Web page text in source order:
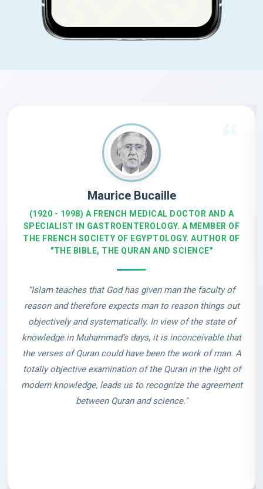
Maurice Bucaille
(1920 - 1998) A FRENCH MEDICAL DOCTOR AND A
SPECIALIST IN GASTROENTEROLOGY. A MEMBER OF
THE FRENCH SOCIETY OF EGYPTOLOGY. AUTHOR OF
"THE BIBLE, THE QURAN AND SCIENCE"
“Islam teaches that God has given man the faculty of
reason and therefore expects man to reason things out
objectively and systematically. In view of the state of
knowledge in Muhammad’s days, it is inconceivable that
the verses of Quran could have been the work of man. A
totally objective examination of the Quran in the light of
modern knowledge, leads us to recognize the agreement
between Quran and science."